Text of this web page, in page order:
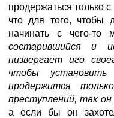
продержаться только
что для того, чтобы
начинать с чего-то
состарившийся и
низвергает иго
чтобы установить
продержится
преступлений, так
а если бы он